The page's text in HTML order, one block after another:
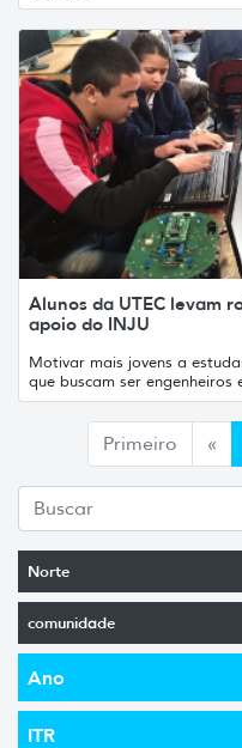
Norte
comunidade
Ano
ITR
Alunos da UTEC levam
apoio do INJU
Motivar mais jovens a
que buscam ser
Primeiro «